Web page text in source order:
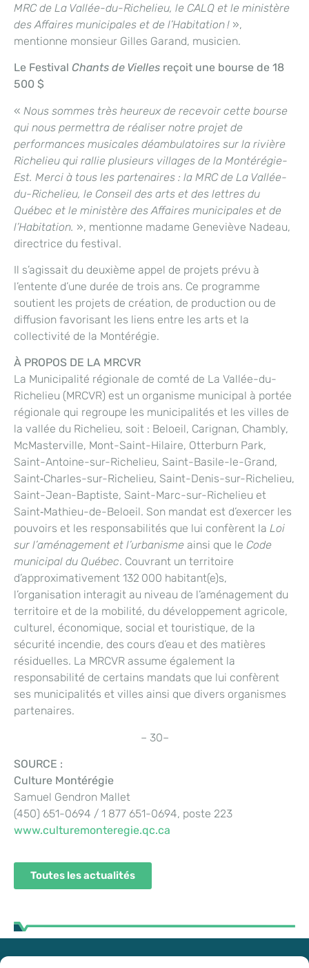
MRC de La Vallée-du-Richelieu, le CALQ et le ministère
des Affaires municipales et de l’Habitation ! »,
mentionne monsieur Gilles Garand, musicien.
Le Festival Chants de Vielles reçoit une bourse de 18
500 $
« Nous sommes très heureux de recevoir cette bourse
qui nous permettra de réaliser notre projet de
performances musicales déambulatoires sur la rivière
Richelieu qui rallie plusieurs villages de la Montérégie-
Est. Merci à tous les partenaires : la MRC de La Vallée-
du-Richelieu, le Conseil des arts et des lettres du
Québec et le ministère des Affaires municipales et de
l’Habitation. », mentionne madame Geneviève Nadeau,
directrice du festival.
Il s’agissait du deuxième appel de projets prévu à
l’entente d’une durée de trois ans. Ce programme
soutient les projets de création, de production ou de
diffusion favorisant les liens entre les arts et la
collectivité de la Montérégie.
À PROPOS DE LA MRCVR
La Municipalité régionale de comté de La Vallée-du-
Richelieu (MRCVR) est un organisme municipal à portée
régionale qui regroupe les municipalités et les villes de
la vallée du Richelieu, soit : Beloeil, Carignan, Chambly,
McMasterville, Mont-Saint-Hilaire, Otterburn Park,
Saint-Antoine-sur-Richelieu, Saint-Basile-le-Grand,
Saint‑Charles-sur-Richelieu, Saint-Denis-sur-Richelieu,
Saint-Jean-Baptiste, Saint-Marc-sur-Richelieu et
Saint‑Mathieu-de-Beloeil. Son mandat est d’exercer les
pouvoirs et les responsabilités que lui confèrent la Loi
sur l’aménagement et l’urbanisme ainsi que le Code
municipal du Québec. Couvrant un territoire
d’approximativement 132 000 habitant(e)s,
l’organisation interagit au niveau de l’aménagement du
territoire et de la mobilité, du développement agricole,
culturel, économique, social et touristique, de la
sécurité incendie, des cours d’eau et des matières
résiduelles. La MRCVR assume également la
responsabilité de certains mandats que lui confèrent
ses municipalités et villes ainsi que divers organismes
partenaires.
– 30–
SOURCE :
Culture Montérégie
Samuel Gendron Mallet
(450) 651-0694 / 1 877 651-0694, poste 223
www.culturemonteregie.qc.ca
Toutes les actualités